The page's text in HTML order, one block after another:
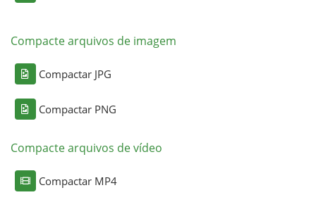
Compacte arquivos de imagem
Compactar JPG
Compactar PNG
Compacte arquivos de vídeo
Compactar MP4